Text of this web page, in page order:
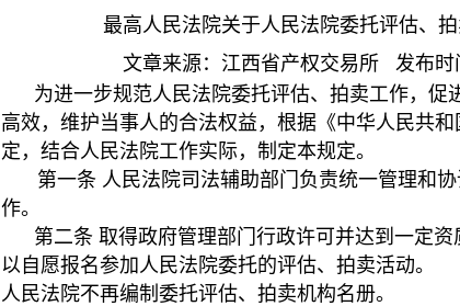
最高人民法院关于人民法院委托评估、
文章来源：江西省产权交易所 发布时
为进一步规范人民法院委托评估、拍卖工作，促
高效，维护当事人的合法权益，根据《中华人民共
定，结合人民法院工作实际，制定本规定。
第一条 人民法院司法辅助部门负责统一管理和协
作。
第二条 取得政府管理部门行政许可并达到一定资
以自愿报名参加人民法院委托的评估、拍卖活动。
人民法院不再编制委托评估、拍卖机构名册。